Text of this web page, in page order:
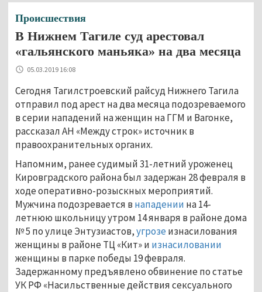
Происшествия
В Нижнем Тагиле суд арестовал
«гальянского маньяка» на два месяца
05.03.2019 16:08
Сегодня Тагилстроевский райсуд Нижнего Тагила
отправил под арест на два месяца подозреваемого
в серии нападений на женщин на ГГМ и Вагонке,
рассказал АН «Между строк» источник в
правоохранительных органих.
Напомним, ранее судимый 31-летний уроженец
Кировградского района был задержан 28 февраля в
ходе оперативно-розыскных мероприятий.
Мужчина подозревается в нападении на 14-
летнюю школьницу утром 14 января в районе дома
№ 5 по улице Энтузиастов,угрозе изнасилования
женщины в районе ТЦ «Кит» и изнасиловании
женщины в парке победы 19 февраля.
Задержанному предъявлено обвинение по статье
УК РФ «Насильственные действия сексуального